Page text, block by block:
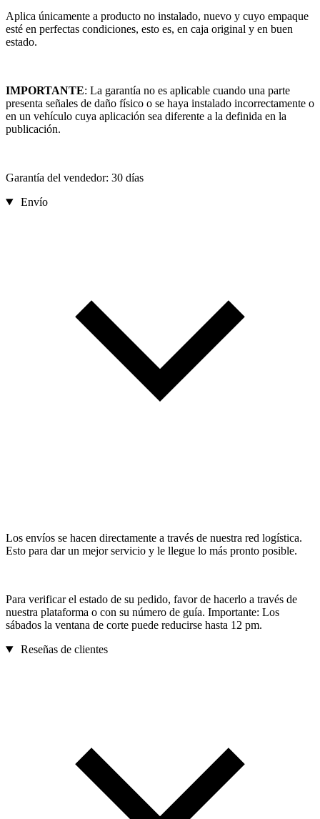
Aplica únicamente a producto no instalado, nuevo y cuyo empaque
esté en perfectas condiciones, esto es, en caja original y en buen
estado.
IMPORTANTE: La garantía no es aplicable cuando una parte
presenta señales de daño físico o se haya instalado incorrectamente o
en un vehículo cuya aplicación sea diferente a la definida en la
publicación.
Garantía del vendedor: 30 días
Envío
Los envíos se hacen directamente a través de nuestra red logística.
Esto para dar un mejor servicio y le llegue lo más pronto posible.
Para verificar el estado de su pedido, favor de hacerlo a través de
nuestra plataforma o con su número de guía. Importante: Los
sábados la ventana de corte puede reducirse hasta 12 pm.
Reseñas de clientes